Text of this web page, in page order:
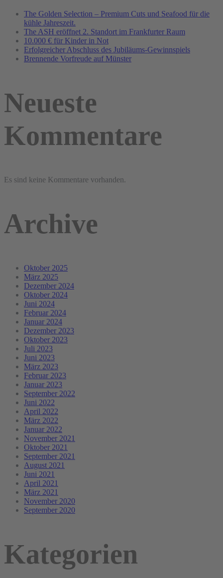
The Golden Selection – Premium Cuts und Seafood für die
kühle Jahreszeit.
The ASH eröffnet 2. Standort im Frankfurter Raum
10.000 € für Kinder in Not
Erfolgreicher Abschluss des Jubiläums-Gewinnspiels
Brennende Vorfreude auf Münster
Neueste
Kommentare
Es sind keine Kommentare vorhanden.
Archive
Oktober 2025
März 2025
Dezember 2024
Oktober 2024
Juni 2024
Februar 2024
Januar 2024
Dezember 2023
Oktober 2023
Juli 2023
Juni 2023
März 2023
Februar 2023
Januar 2023
September 2022
Juni 2022
April 2022
März 2022
Januar 2022
November 2021
Oktober 2021
September 2021
August 2021
Juni 2021
April 2021
März 2021
November 2020
September 2020
Kategorien